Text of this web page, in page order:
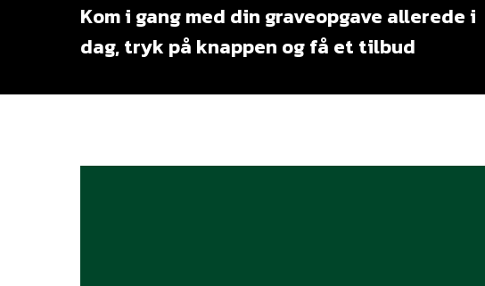
Komi gangmed din graveopgave alleredei
dag,tryk på knappen ogfå et tilbud